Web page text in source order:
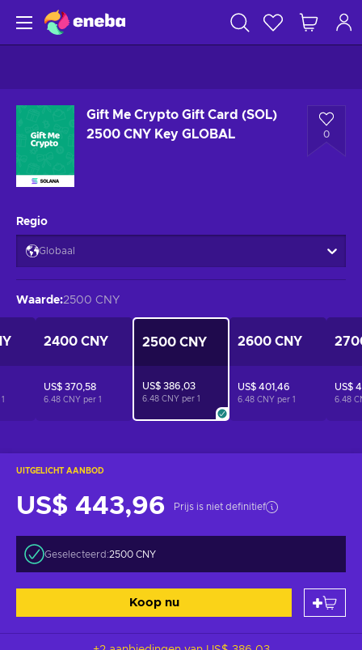
Gift Me Crypto Gift Card (SOL)
2500 CNY Key GLOBAL
0
UITGELICHT AANBOD
US$ 443,96 Prijs is niet definitief
Geselecteerd:2500 CNY
Koop nu
Regio
Globaal
Waarde:2500 CNY
1
2400 CNY
US$ 370,58
6.48 CNY per 1
2500 CNY
US$ 386,03
6.48 CNY per 1
2600 CNY
US$ 401,46
6.48 CNY per 1
US$
6.48